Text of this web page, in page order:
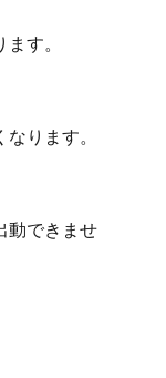
す。
ります。
動できませ